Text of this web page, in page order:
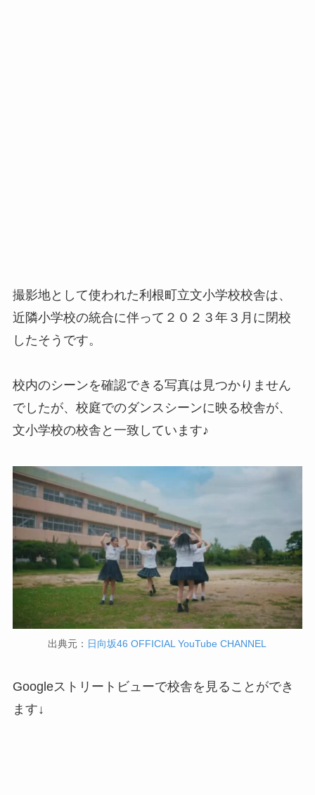
撮影地として使われた利根町立文小学校校舎は、
近隣小学校の統合に伴って２０２３年３月に閉校
したそうです。
校内のシーンを確認できる写真は見つかりません
でしたが、校庭でのダンスシーンに映る校舎が、
文小学校の校舎と一致しています♪
出典元： 日向坂46 OFFICIAL YouTube CHANNEL
Googleストリートビューで校舎を見ることができ
ます↓